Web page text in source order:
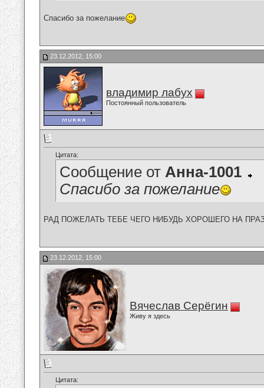
Спасибо за пожелание
23.12.2012, 15:00
владимир лабух
Постоянный пользователь
Цитата:
Сообщение от Анна-1001
Спасибо за пожелание
РАД ПОЖЕЛАТЬ ТЕБЕ ЧЕГО НИБУДЬ ХОРОШЕГО НА
23.12.2012, 15:00
Вячеслав Серёгин
Живу я здесь
Цитата: